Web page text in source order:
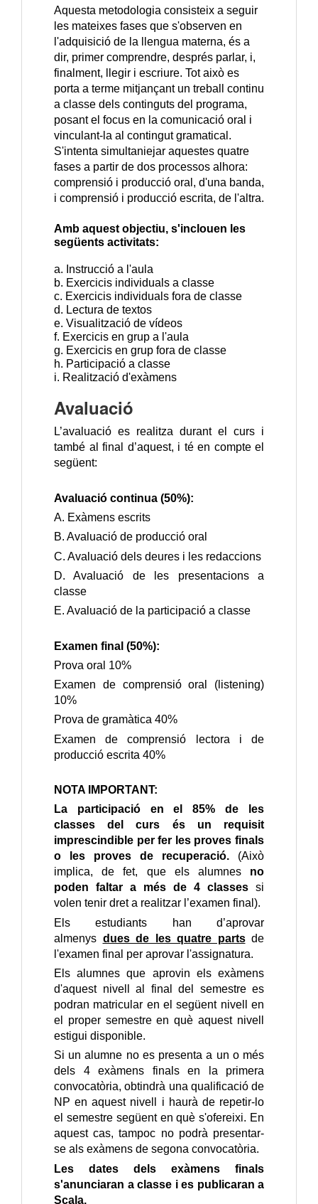
Aquesta metodologia consisteix a seguir
les mateixes fases que s'observen en
l'adquisició de la llengua materna, és a
dir, primer comprendre, després parlar, i,
finalment, llegir i escriure. Tot això es
porta a terme mitjançant un treball continu
a classe dels continguts del programa,
posant el focus en la comunicació oral i
vinculant-la al contingut gramatical.
S'intenta simultaniejar aquestes quatre
fases a partir de dos processos alhora:
comprensió i producció oral, d'una banda,
i comprensió i producció escrita, de l'altra.
Amb aquest objectiu, s'inclouen les
següents activitats:
a. Instrucció a l'aula
b. Exercicis individuals a classe
c. Exercicis individuals fora de classe
d. Lectura de textos
e. Visualització de vídeos
f. Exercicis en grup a l'aula
g. Exercicis en grup fora de classe
h. Participació a classe
i. Realització d'exàmens
Avaluació
L’avaluació es realitza durant el curs i
també al final d’aquest, i té en compte el
següent:
Avaluació continua (50%):
A. Exàmens escrits
B. Avaluació de producció oral
C. Avaluació dels deures i les redaccions
D. Avaluació de les presentacions a
classe
E. Avaluació de la participació a classe
Examen final (50%):
Prova oral 10%
Examen de comprensió oral (listening)
10%
Prova de gramàtica 40%
Examen de comprensió lectora i de
producció escrita 40%
NOTA IMPORTANT:
La participació en el 85% de les
classes del curs és un requisit
imprescindible per fer les proves finals
o les proves de recuperació. (Això
implica, de fet, que els alumnes no
poden faltar a més de 4 classes si
volen tenir dret a realitzar l’examen final).
Els estudiants han d’aprovar
almenys dues de les quatre partsde
l'examen final per aprovar l'assignatura.
Els alumnes que aprovin els exàmens
d'aquest nivell al final del semestre es
podran matricular en el següent nivell en
el proper semestre en què aquest nivell
estigui disponible.
Si un alumne no es presenta a un o més
dels 4 exàmens finals en la primera
convocatòria, obtindrà una qualificació de
NP en aquest nivell i haurà de repetir-lo
el semestre següent en què s'ofereixi. En
aquest cas, tampoc no podrà presentar-
se als exàmens de segona convocatòria.
Les dates dels exàmens finals
s'anunciaran a classe i es publicaran a
Scala.